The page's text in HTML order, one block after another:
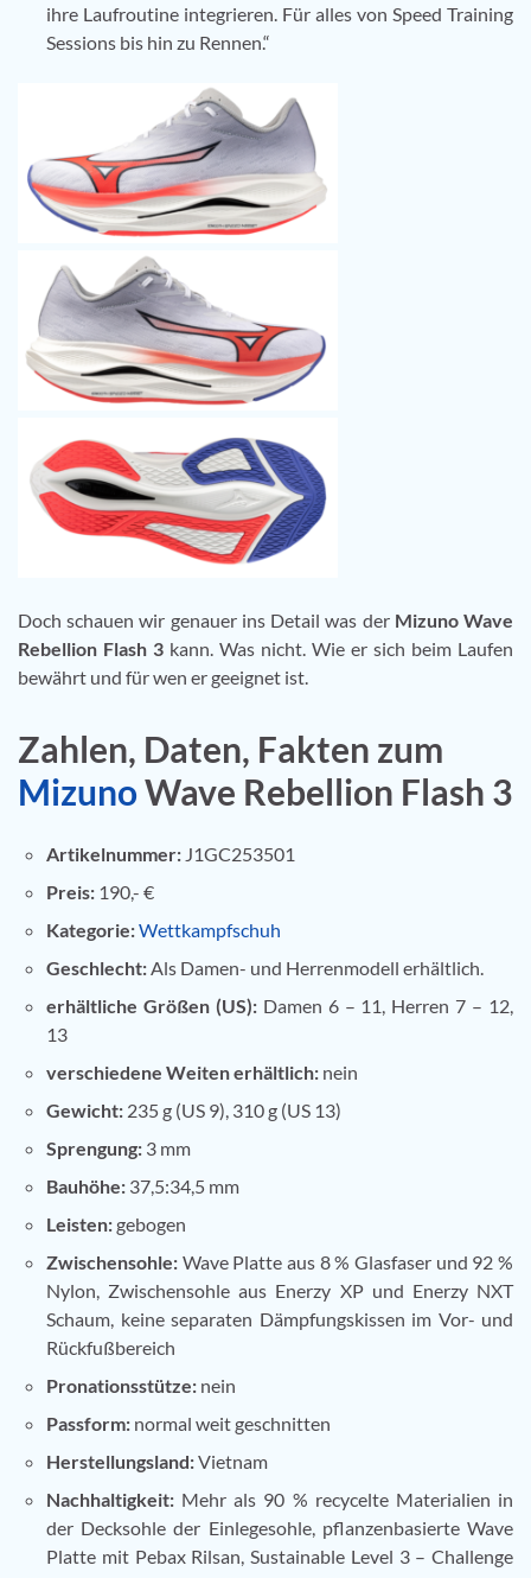
ihre Laufroutine integrieren. Für alles von Speed Training
Sessions bis hin zu Rennen.“
Doch schauen wir genauer ins Detail was der Mizuno Wave
Rebellion Flash 3 kann. Was nicht. Wie er sich beim Laufen
bewährt und für wen er geeignet ist.
Zahlen, Daten, Fakten zum
MizunoWave Rebellion Flash 3
Artikelnummer: J1GC253501
Preis: 190,- €
Kategorie:Wettkampfschuh
Geschlecht:Als Damen- und Herrenmodell erhältlich.
erhältliche Größen (US):Damen 6 – 11, Herren 7 – 12,
13
verschiedene Weiten erhältlich: nein
Gewicht: 235 g (US 9), 310 g (US 13)
Sprengung: 3 mm
Bauhöhe: 37,5:34,5 mm
Leisten:gebogen
Zwischensohle: Wave Platte aus 8 % Glasfaser und 92 %
Nylon, Zwischensohle aus Enerzy XP und Enerzy NXT
Schaum, keine separaten Dämpfungskissen im Vor- und
Rückfußbereich
Pronationsstütze: nein
Passform: normal weit geschnitten
Herstellungsland:Vietnam
Nachhaltigkeit: Mehr als 90 % recycelte Materialien in
der Decksohle der Einlegesohle, pflanzenbasierte Wave
Platte mit Pebax Rilsan, Sustainable Level 3 – Challenge